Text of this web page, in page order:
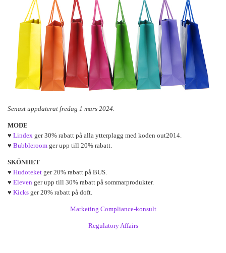
Senast uppdaterat fredag 1 mars 2024.
MODE
♥ Lindex ger 30% rabatt på alla ytterplagg med koden out2014.
♥ Bubbleroom ger upp till 20% rabatt.
SKÖNHET
♥ Hudoteket ger 20% rabatt på BUS.
♥ Eleven ger upp till 30% rabatt på sommarprodukter.
♥ Kicks ger 20% rabatt på doft.
Marketing Compliance-konsult
Regulatory Affairs